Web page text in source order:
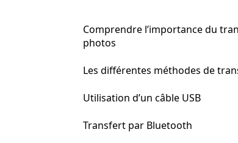
Comprendre l’importance du
photos
Les différentes méthodes de
Utilisation d’un câble USB
Transfert par Bluetooth